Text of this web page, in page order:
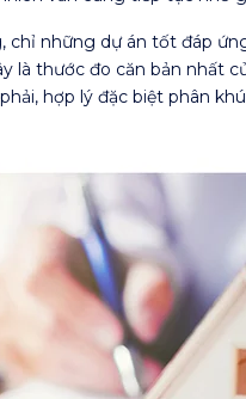
những dự án tốt đáp
thước đo căn bản nhất
hợp lý đặc biệt phân